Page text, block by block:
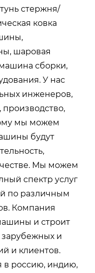
стержня/
ковка
шаровая
сборки,
У нас
инженеров,
мы можем
будут
Мы можем
спектр услуг
по различным
Компания
и строит
зарубежных и
и клиентов.
в россию, индию,